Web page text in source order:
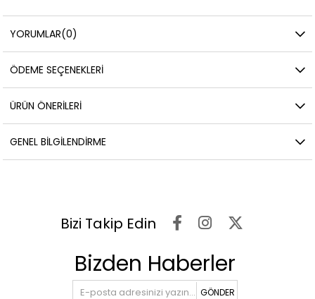
YORUMLAR(0)
ÖDEME SEÇENEKLERI
ÜRÜN ÖNERILERI
GENEL BILGILENDIRME
Bizi Takip Edin
Bizden Haberler
GÖNDER